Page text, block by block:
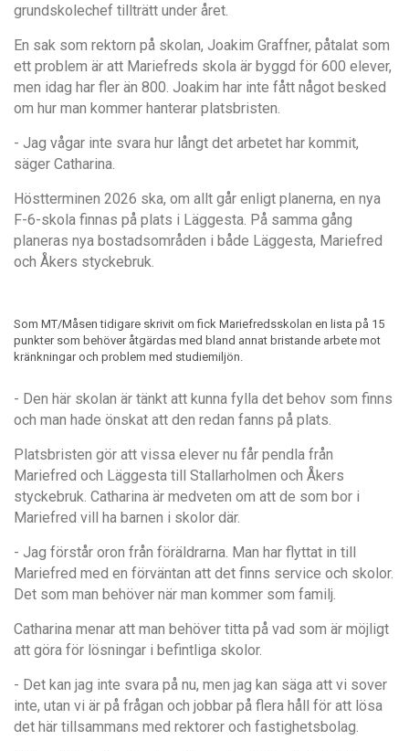
grundskolechef tillträtt under året.
En sak som rektorn på skolan, Joakim Graffner, påtalat som
ett problem är att Mariefreds skola är byggd för 600 elever,
men idag har fler än 800. Joakim har inte fått något besked
om hur man kommer hanterar platsbristen.
- Jag vågar inte svara hur långt det arbetet har kommit,
säger Catharina.
Höstterminen 2026 ska, om allt går enligt planerna, en nya
F-6-skola finnas på plats i Läggesta. På samma gång
planeras nya bostadsområden i både Läggesta, Mariefred
och Åkers styckebruk.
Som MT/Måsen tidigare skrivit om fick Mariefredsskolan en lista på 15
punkter som behöver åtgärdas med bland annat bristande arbete mot
kränkningar och problem med studiemiljön.
- Den här skolan är tänkt att kunna fylla det behov som finns
och man hade önskat att den redan fanns på plats.
Platsbristen gör att vissa elever nu får pendla från
Mariefred och Läggesta till Stallarholmen och Åkers
styckebruk. Catharina är medveten om att de som bor i
Mariefred vill ha barnen i skolor där.
- Jag förstår oron från föräldrarna. Man har flyttat in till
Mariefred med en förväntan att det finns service och skolor.
Det som man behöver när man kommer som familj.
Catharina menar att man behöver titta på vad som är möjligt
att göra för lösningar i befintliga skolor.
- Det kan jag inte svara på nu, men jag kan säga att vi sover
inte, utan vi är på frågan och jobbar på flera håll för att lösa
det här tillsammans med rektorer och fastighetsbolag.